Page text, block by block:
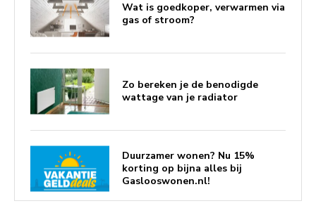
Wat is goedkoper, verwarmen via
gas of stroom?
Zo bereken je de benodigde
wattage van je radiator
Duurzamer wonen? Nu 15%
korting op bijna alles bij
Gaslooswonen.nl!